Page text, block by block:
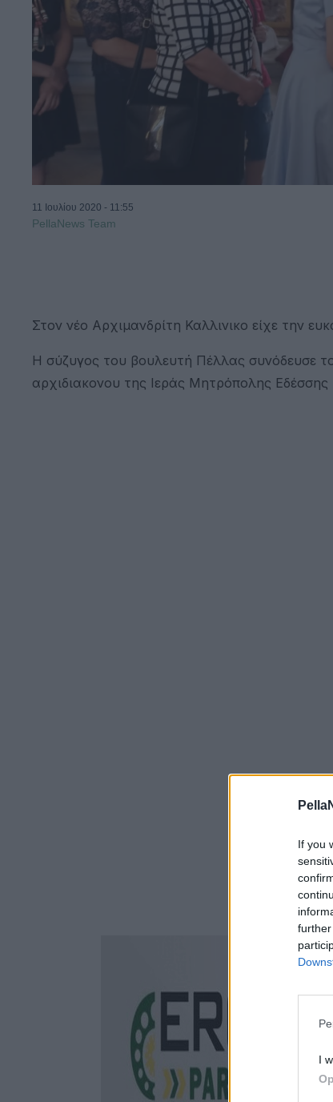
If you
I
11 Ιουλίου 2020 - 11:55
PellaNews Team
Στον νέο Αρχιμανδρίτη Καλλινικο είχε την
Η σύζυγος του βουλευτή Πέλλας συνόδευσε
αρχιδιακονου της Ιεράς Μητρόπολης